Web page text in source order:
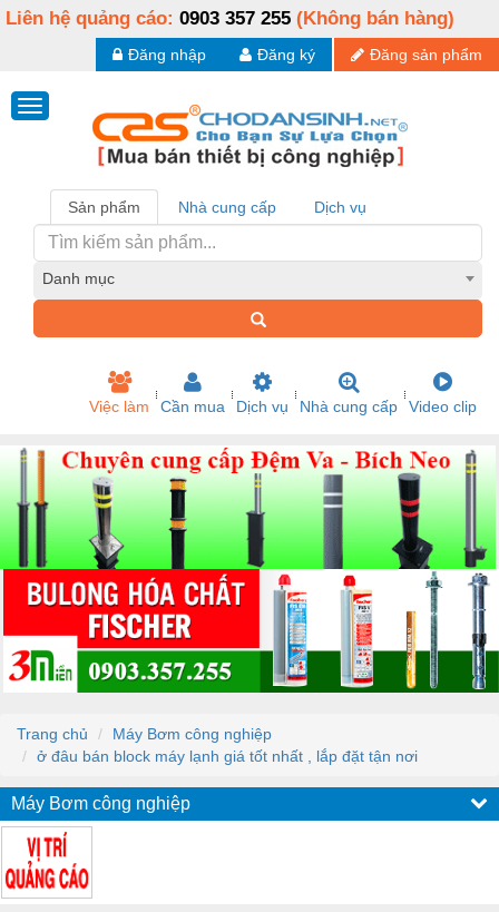
Liên hệ quảng cáo: 0903 357 255 (Không bán hàng)
Đăng sản phẩm
Đăng ký
Đăng nhập
Sản phẩm Nhà cung cấp Dịch vụ
Danh mục
Việc làm Cần mua Dịch vụ Nhà cung cấp Video clip
Trang chủ
Máy Bơm công nghiệp
ở đâu bán block máy lạnh giá tốt nhất , lắp đặt tận nơi
Máy Bơm công nghiệp